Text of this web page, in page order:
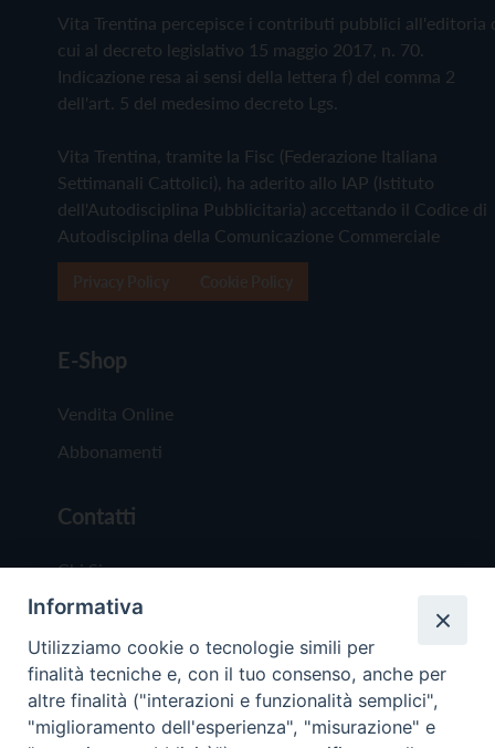
Vita Trentina percepisce i contributi pubblici all'editoria
cui al decreto legislativo 15 maggio 2017, n. 70.
Indicazione resa ai sensi della lettera f) del comma 2
dell'art. 5 del medesimo decreto Lgs.
Vita Trentina, tramite la Fisc (Federazione Italiana
Settimanali Cattolici), ha aderito allo IAP (Istituto
dell'Autodisciplina Pubblicitaria) accettando il Codice di
Autodisciplina della Comunicazione Commerciale
E-Shop
Vendita Online
Abbonamenti
Contatti
Chi Siamo
Redazione
Scrivici
Informativa
Utilizziamo cookie o tecnologie simili per
finalità tecniche e, con il tuo consenso, anche per
altre finalità ("interazioni e funzionalità semplici",
"miglioramento dell'esperienza", "misurazione" e